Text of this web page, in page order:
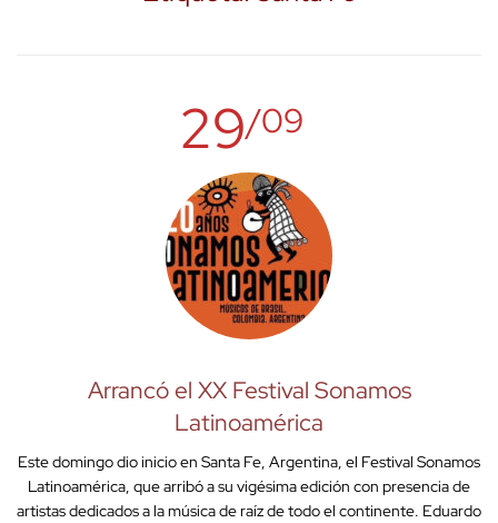
29/09
Arrancó el XX Festival Sonamos
Latinoamérica
Este domingo dio inicio en Santa Fe, Argentina, el Festival Sonamos
Latinoamérica, que arribó a su vigésima edición con presencia de
artistas dedicados a la música de raíz de todo el continente. Eduardo